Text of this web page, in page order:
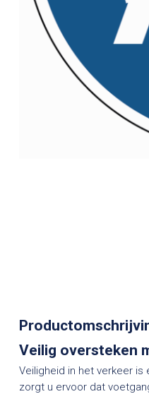
Veilig oversteken
Veiligheid in het verkeer
zorgt u ervoor dat